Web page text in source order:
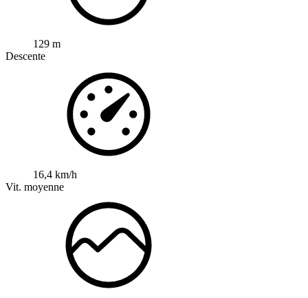
129 m
Descente
16,4 km/h
Vit. moyenne